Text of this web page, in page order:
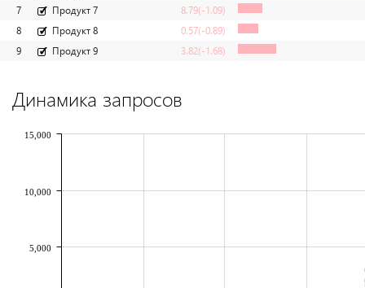
7
Продукт 7 8.79(-1.09)
8
Продукт 8 0.57(-0.89)
9
Продукт 9 3.82(-1.68)
Динамика запросов
5,000
10,000
15,000